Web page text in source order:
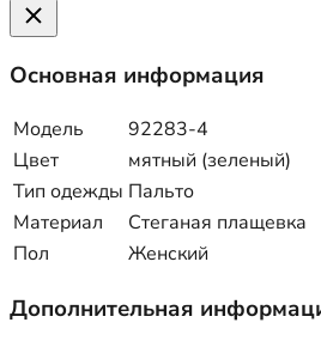
Основная информация
Модель
92283-4
Цвет
мятный (зеленый)
Тип одежды Пальто
Материал
Стеганая плащевка
Пол
Женский
Дополнительная